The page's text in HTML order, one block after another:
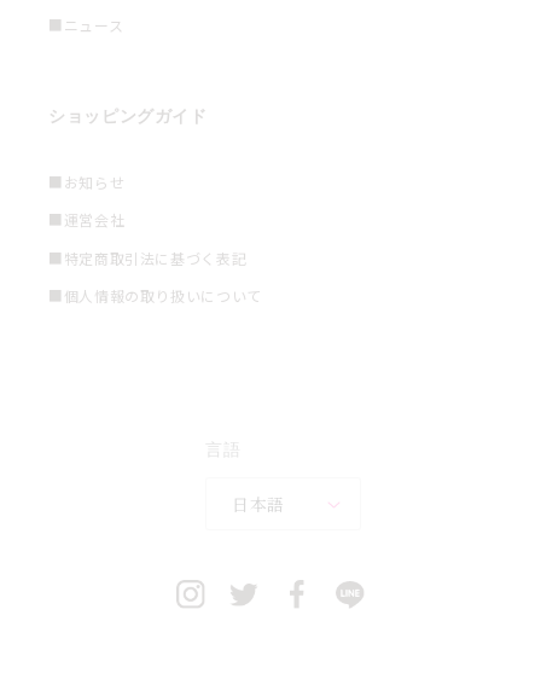
■ニュース
ショッピングガイド
■お知らせ
■運営会社
■特定商取引法に基づく表記
■個人情報の取り扱いについて
言語
日本語